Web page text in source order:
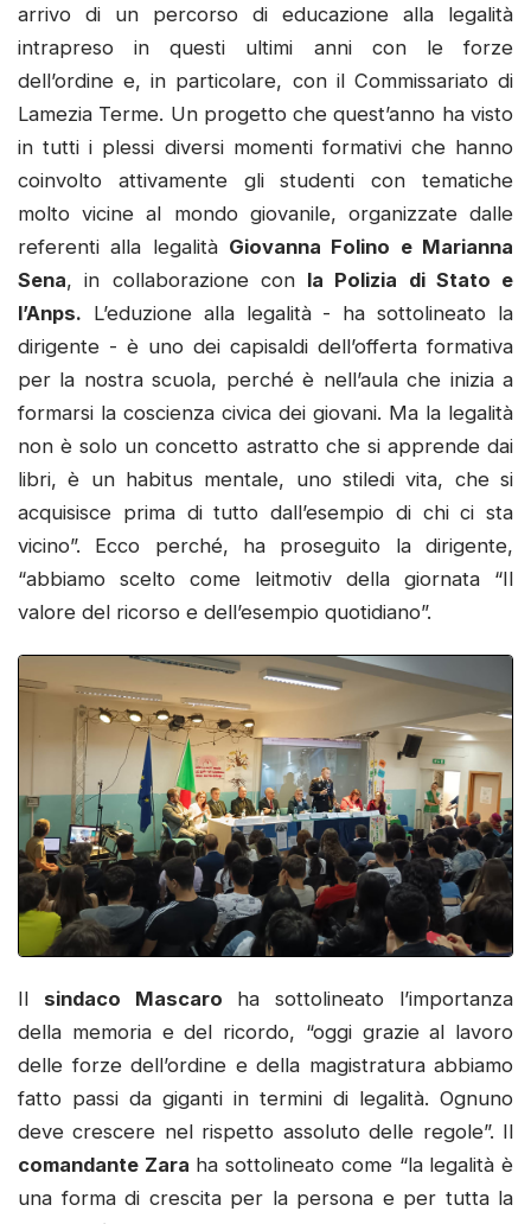
arrivo di un percorso di educazione alla legalità
intrapreso in questi ultimi anni con le forze
dell’ordine e, in particolare, con il Commissariato di
Lamezia Terme. Un progetto che quest’anno ha visto
in tutti i plessi diversi momenti formativi che hanno
coinvolto attivamente gli studenti con tematiche
molto vicine al mondo giovanile, organizzate dalle
referenti alla legalità Giovanna Folino e Marianna
Sena, in collaborazione con la Polizia di Stato e
l’Anps. L’eduzione alla legalità - ha sottolineato la
dirigente - è uno dei capisaldi dell’offerta formativa
per la nostra scuola, perché è nell’aula che inizia a
formarsi la coscienza civica dei giovani. Ma la legalità
non è solo un concetto astratto che si apprende dai
libri, è un habitus mentale, uno stiledi vita, che si
acquisisce prima di tutto dall’esempio di chi ci sta
vicino”. Ecco perché, ha proseguito la dirigente,
“abbiamo scelto come leitmotiv della giornata “Il
valore del ricorso e dell’esempio quotidiano”.
Il sindaco Mascaro ha sottolineato l’importanza
della memoria e del ricordo, “oggi grazie al lavoro
delle forze dell’ordine e della magistratura abbiamo
fatto passi da giganti in termini di legalità. Ognuno
deve crescere nel rispetto assoluto delle regole”. Il
comandante Zara ha sottolineato come “la legalità è
una forma di crescita per la persona e per tutta la